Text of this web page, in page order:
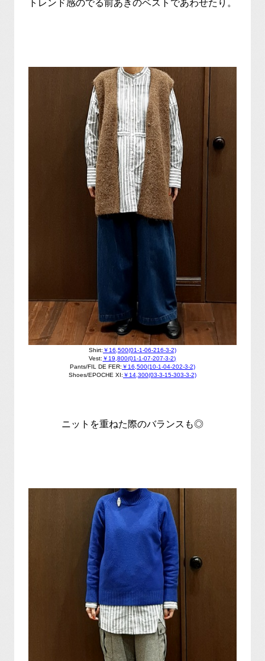
トレンド感のでる前あきのベストであわせたり。
Shirt: ￥16,500(01-1-06-216-3-2)
Vest: ￥19,800(01-1-07-207-3-2)
Pants/FIL DE FER: ￥16,500(10-1-04-202-3-2)
Shoes/EPOCHE XI: ￥14,300(03-3-15-303-3-2)
ニットを重ねた際のバランスも◎